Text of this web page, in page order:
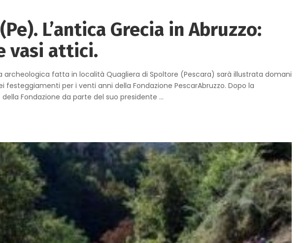
(Pe). L’antica Grecia in Abruzzo:
vasi attici.
archeologica fatta in località Quagliera di Spoltore (Pescara) sarà illustrata domani
festeggiamenti per i venti anni della Fondazione PescarAbruzzo. Dopo la
Fondazione da parte del suo presidente ...